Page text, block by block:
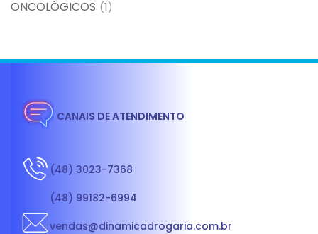
ONCOLÓGICOS (1)
CANAIS DE ATENDIMENTO
(48) 3023-7368
(48) 99182-6994
vendas@dinamicadrogaria.com.br